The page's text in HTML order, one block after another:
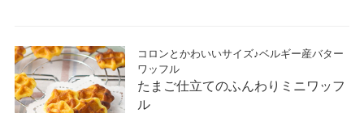
コロンとかわいいサイズ♪ベルギー産バター
ワッフル
たまご仕立てのふんわりミニワッフ
ル